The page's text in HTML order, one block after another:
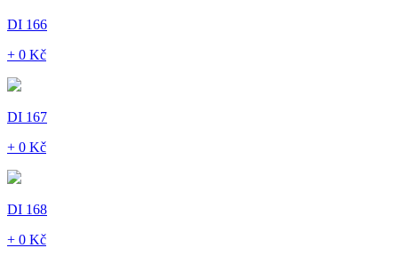
DI 166
+ 0 Kč
DI 167
+ 0 Kč
DI 168
+ 0 Kč